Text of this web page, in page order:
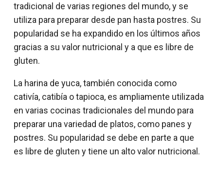
tradicional de varias regiones del mundo, y se
utiliza para preparar desde pan hasta postres. Su
popularidad se ha expandido en los últimos años
gracias a su valor nutricional y a que es libre de
gluten.
La harina de yuca, también conocida como
cativía, catibía o tapioca, es ampliamente utilizada
en varias cocinas tradicionales del mundo para
preparar una variedad de platos, como panes y
postres. Su popularidad se debe en parte a que
es libre de gluten y tiene un alto valor nutricional.